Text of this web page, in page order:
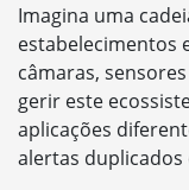
Imagina uma
estabelecimentos
câmaras,
gerir este
aplicações
alertas duplicados